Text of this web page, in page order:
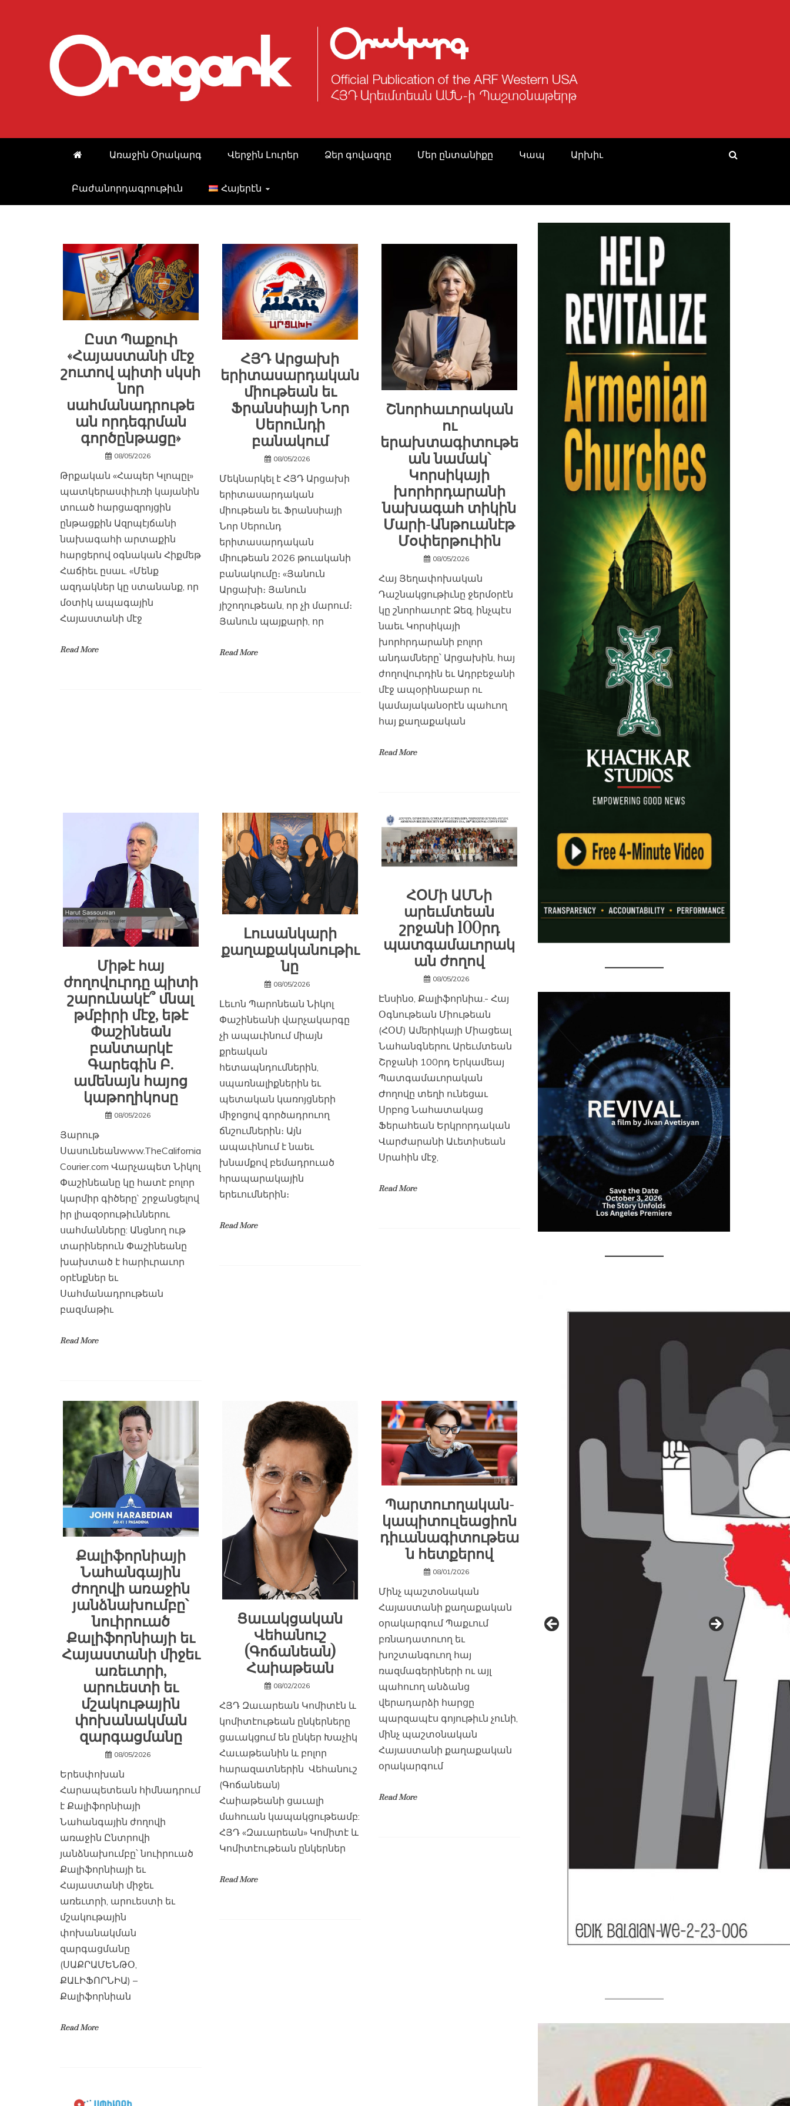
Առաջին Օրակարգ Վերջին Լուրեր Ձեր գովազդը Մեր ընտանիքը Կապ Արխիւ
Բաժանորդագրութիւն Հայերէն
Ըստ Պաքուի
«Հայաստանի մէջ
շուտով պիտի սկսի
նոր
սահմանադրութե
ան որդեգրման
գործընթացը»
08/05/2026
Թրքական «Հապեր Կլոպըլ»
պատկերասփիւռի կայանին
տուած հարցազրոյցին
ընթացքին Ազրպէյճանի
նախագահի արտաքին
հարցերով օգնական Հիքմեթ
Հաճիեւ ըսաւ. «Մենք
ազդակներ կը ստանանք, որ
մօտիկ ապագային
Հայաստանի մէջ
Read More
ՀՅԴ Արցախի
երիտասարդական
միութեան եւ
Ֆրանսիայի Նոր
Սերունդի
բանակում
08/05/2026
Մեկնարկել է ՀՅԴ Արցախի
երիտասարդական
միութեան եւ Ֆրանսիայի
Նոր Սերունդ
երիտասարդական
միութեան 2026 թուականի
բանակումը։ «Յանուն
Արցախի։ Յանուն
յիշողութեան, որ չի մարում։
Յանուն պայքարի, որ
Read More
Շնորհաւորական
ու
երախտագիտութե
ան նամակ՝
Կորսիկայի
խորհրդարանի
նախագահ տիկին
Մարի-Անթուանէթ
Մօփերթուիին
08/05/2026
Հայ Յեղափոխական
Դաշնակցութիւնը ջերմօրէն
կը շնորհաւորէ Ձեզ, ինչպէս
նաեւ Կորսիկայի
խորհրդարանի բոլոր
անդամները՝ Արցախին, հայ
ժողովուրդին եւ Ադրբեջանի
մէջ ապօրինաբար ու
կամայականօրէն պահւող
հայ քաղաքական
Read More
Միթէ հայ
ժողովուրդը պիտի
շարունակէ՞ մնալ
թմբիրի մէջ, եթէ
Փաշինեան
բանտարկէ
Գարեգին Բ.
ամենայն հայոց
կաթողիկոսը
08/05/2026
Յարութ
Սասունեանwww.TheCalifornia
Courier.com Վարչապետ Նիկոլ
Փաշինեանը կը հատէ բոլոր
կարմիր գիծերը` շրջանցելով
իր լիազօրութիւններու
սահմանները: Անցնող ութ
տարիներուն Փաշինեանը
խախտած է հարիւրաւոր
օրէնքներ եւ
Սահմանադրութեան
բազմաթիւ
Read More
Լուսանկարի
քաղաքականութիւ
նը
08/05/2026
Լեւոն Պարոնեան Նիկոլ
Փաշինեանի վարչակարգը
չի ապաւինում միայն
քրեական
հետապնդումներին,
սպառնալիքներին եւ
պետական կառոյցների
միջոցով գործադրուող
ճնշումներին։ Այն
ապաւինում է նաեւ
խնամքով բեմադրուած
հրապարակային
երեւումներին։
Read More
ՀՕՄի ԱՄՆի
արեւմտեան
շրջանի 100րդ
պատգամաւորակ
ան ժողով
08/05/2026
Էնսինօ, Քալիֆորնիա.- Հայ
Օգնութեան Միութեան
(ՀՕՄ) Ամերիկայի Միացեալ
Նահանգներու Արեւմտեան
Շրջանի 100րդ Երկամեայ
Պատգամաւորական
Ժողովը տեղի ունեցաւ
Սրբոց Նահատակաց
Ֆերահեան Երկրորդական
Վարժարանի Աւետիսեան
Սրահին մէջ,
Read More
Քալիֆորնիայի
Նահանգային
ժողովի առաջին
յանձնախումբը՝
նուիրուած
Քալիֆորնիայի եւ
Հայաստանի միջեւ
առեւտրի,
արուեստի եւ
մշակութային
փոխանակման
զարգացմանը
08/05/2026
Երեսփոխան
Հարապետեան հիմնադրում
է Քալիֆորնիայի
Նահանգային ժողովի
առաջին Ընտրովի
յանձնախումբը՝ նուիրուած
Քալիֆորնիայի եւ
Հայաստանի միջեւ
առեւտրի, արուեստի եւ
մշակութային
փոխանակման
զարգացմանը
(ՍԱՔՐԱՄԵՆԹՕ,
ՔԱԼԻՖՈՐՆԻԱ) –
Քալիֆորնիան
Read More
Ցաւակցական
Վեհանուշ
(Գոճանեան)
Հաիաթեան
08/02/2026
ՀՅԴ Զաւարեան Կոմիտէն և
կոմիտէութեան ընկերները
ցաւակցում են ընկեր Խաչիկ
Հաւաթեանին և բոլոր
հարազատներին Վեհանուշ
(Գոճանեան)
Հաիաթեանի ցաւալի
մահուան կապակցութեամբ:
ՀՅԴ «Զաւարեան» Կոմիտէ և
Կոմիտէութեան ընկերներ
Read More
Պարտուողական-
կապիտուլեացիոն
դիւանագիտութեա
ն հետքերով
08/01/2026
Մինչ պաշտօնական
Հայաստանի քաղաքական
օրակարգում Պաքւում
բռնադատուող եւ
խոշտանգուող հայ
ռազմագերիների ու այլ
պահուող անձանց
վերադարձի հարցը
պարզապէս գոյութիւն չունի,
մինչ պաշտօնական
Հայաստանի քաղաքական
օրակարգում
Read More